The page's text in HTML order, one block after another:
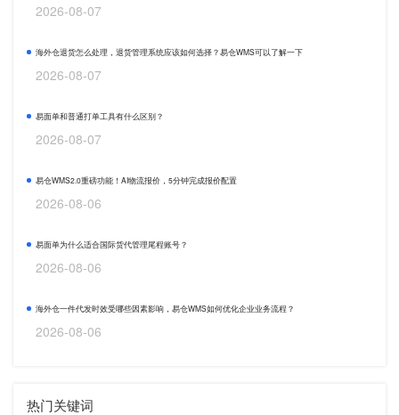
2026-08-07
海外仓退货怎么处理，退货管理系统应该如何选择？易仓WMS可以了解一下
2026-08-07
易面单和普通打单工具有什么区别？
2026-08-07
易仓WMS2.0重磅功能！AI物流报价，5分钟完成报价配置
2026-08-06
易面单为什么适合国际货代管理尾程账号？
2026-08-06
海外仓一件代发时效受哪些因素影响，易仓WMS如何优化企业业务流程？
2026-08-06
热门关键词